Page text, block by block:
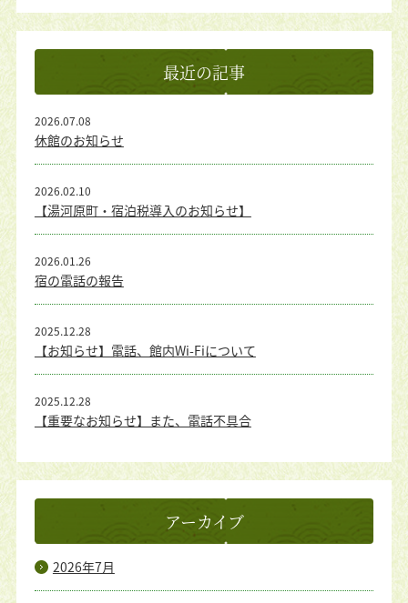
最近の記事
休館のお知らせ
2026.07.08
【湯河原町・宿泊税導入のお知らせ】
2026.02.10
宿の電話の報告
2026.01.26
【お知らせ】電話、館内Wi-Fiについて
2025.12.28
【重要なお知らせ】また、電話不具合
2025.12.28
アーカイブ
2026年7月